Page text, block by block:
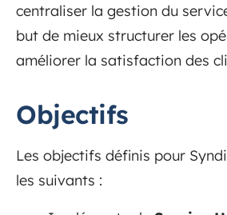
centraliser la gestion du
but de mieux structurer les
améliorer la satisfaction des
Objectifs
Les objectifs définis pour
les suivants :